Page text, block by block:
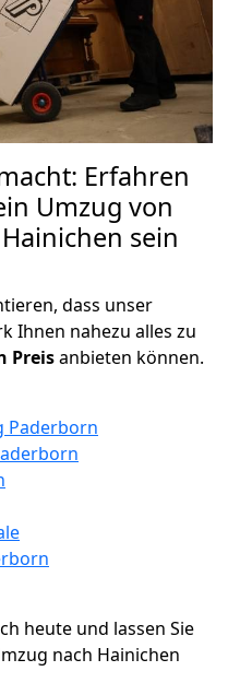
Erfahren
Umzug von
sein
dass unser
Ihnen nahezu alles zu
Preisanbieten können.
Paderborn
heute und lassen Sie
nach Hainichen